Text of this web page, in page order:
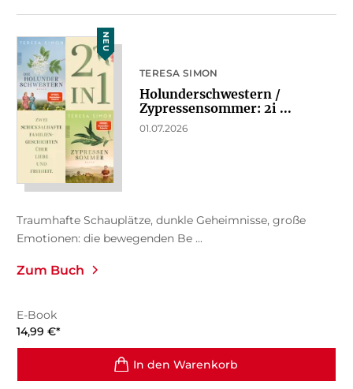
NEU
TERESA SIMON
Holunderschwestern /
Zypressensommer: 2i ...
01.07.2026
Traumhafte Schauplätze, dunkle Geheimnisse, große
Emotionen: die bewegenden Be ...
Zum Buch
E-Book
14,99 €*
In den Warenkorb